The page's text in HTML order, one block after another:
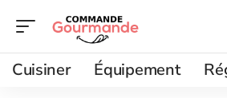
Cuisiner Équipement